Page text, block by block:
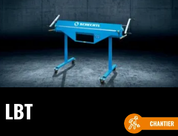
LBT